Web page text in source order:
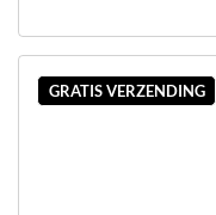
GRATIS VERZENDING